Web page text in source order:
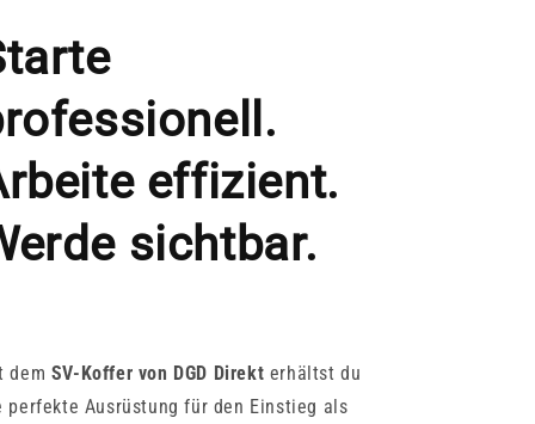
Direkt
effizient.
sichtbar.
dem SV-Koffer von DGD Direkt erhältst du
perfekte Ausrüstung für den Einstieg als